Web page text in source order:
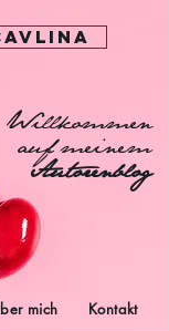
Willkommen
auf meinem
Autorenblog
mich Kontakt